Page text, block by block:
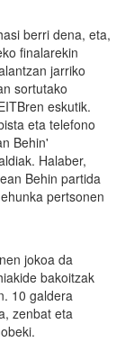
berri dena, eta,
finalarekin
jarriko
sortutako
eskutik.
eta telefono
Behin'
Halaber,
Behin partida
pertsonen
jokoa da
bakoitzak
10 galdera
zenbat eta